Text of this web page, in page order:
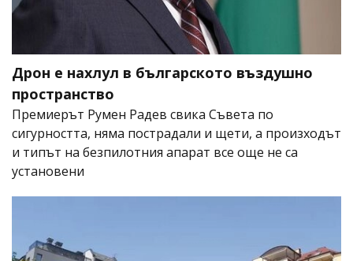
Дрон е нахлул в българското въздушно
пространство
Премиерът Румен Радев свика Съвета по
сигурността, няма пострадали и щети, а произходът
и типът на безпилотния апарат все още не са
установени